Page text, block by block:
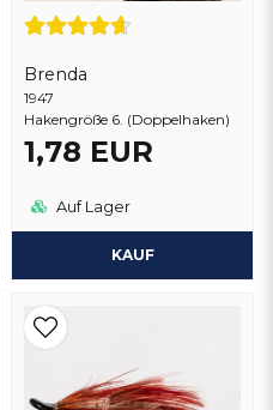
Brenda
1947
Hakengröße 6. (Doppelhaken)
1,78 EUR
Auf Lager
KAUF